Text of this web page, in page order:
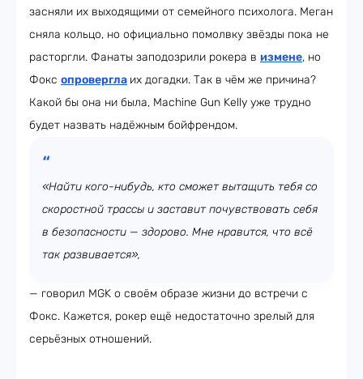
засняли их выходящими от семейного психолога. Меган
сняла кольцо, но официально помолвку звёзды пока не
расторгли. Фанаты заподозрили рокера в измене, но
Фокс опровергла их догадки. Так в чём же причина?
Какой бы она ни была, Machine Gun Kelly уже трудно
будет назвать надёжным бойфрендом.
«Найти кого-нибудь, кто сможет вытащить тебя со
скоростной трассы и заставит почувствовать себя
в безопасности — здорово. Мне нравится, что всё
так развивается»,
— говорил MGK о своём образе жизни до встречи с
Фокс. Кажется, рокер ещё недостаточно зрелый для
серьёзных отношений.